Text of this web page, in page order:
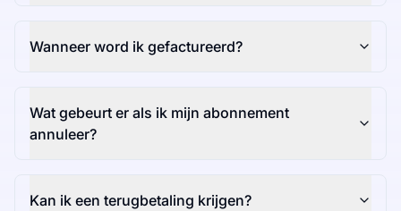
Wanneer word ik gefactureerd?
Wat gebeurt er als ik mijn abonnement
annuleer?
Kan ik een terugbetaling krijgen?